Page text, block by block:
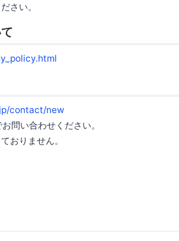
さい。
contact/new
お問い合わせください。
おりません。